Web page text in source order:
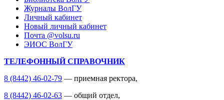
Журналы ВолГУ
Личный кабинет
Новый личный кабинет
Почта @volsu.ru
ЭИОС ВолГУ
ТЕЛЕФОННЫЙ СПРАВОЧНИК
8 (8442) 46-02-79 — приемная ректора,
8 (8442) 46-02-63 — общий отдел,